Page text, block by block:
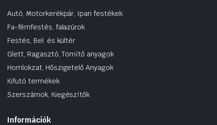
Autó, Motorkerékpár, Ipari festékek
Fa-fémfestés, falazúrok
Festés, Bel. és kültér
Glett, Ragasztó, Tömítő anyagok
Homlokzat, Hőszigetelő Anyagok
Kifutó termékek
Szerszámok, Kiegészítők
Információk